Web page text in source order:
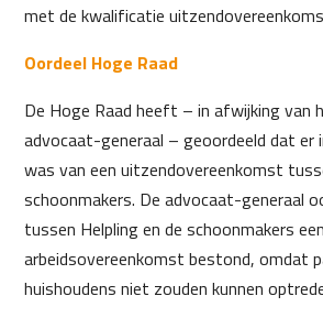
met de kwalificatie
Oordeel Hoge Raad
De Hoge Raad heeft – in afwijking van
advocaat-generaal – geoordeeld dat er
was van een uitzendovereenkomst
schoonmakers. De advocaat-generaal
tussen Helpling en de schoonmakers
arbeidsovereenkomst bestond, omdat
huishoudens niet zouden kunnen